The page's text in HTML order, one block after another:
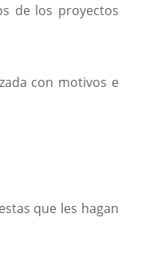
de los proyectos
con motivos e
que les hagan